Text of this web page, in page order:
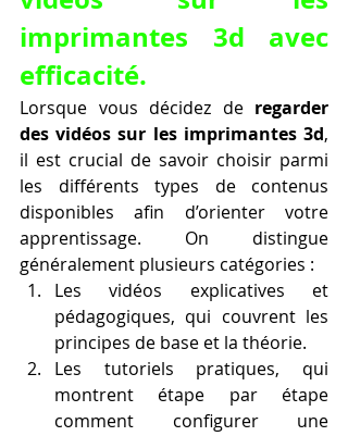
imprimantes 3d avec
efficacité.
Lorsque vous décidez de regarder
des vidéos sur les imprimantes 3d,
il est crucial de savoir choisir parmi
les différents types de contenus
disponibles afin d’orienter votre
apprentissage. On distingue
généralement plusieurs catégories :
Les vidéos explicatives et
pédagogiques, qui couvrent les
principes de base et la théorie.
Les tutoriels pratiques, qui
montrent étape par étape
comment configurer une